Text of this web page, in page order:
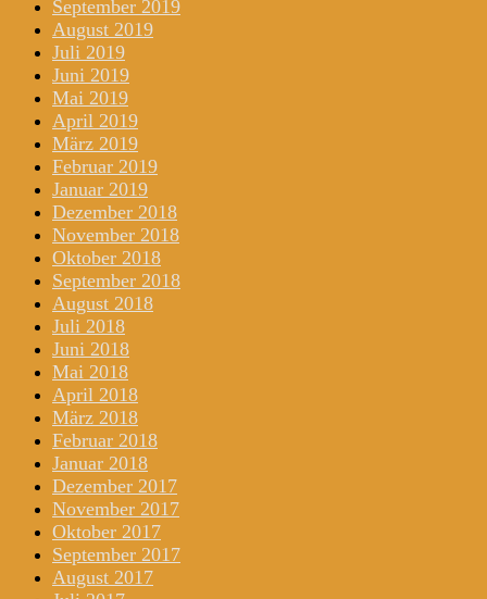
September 2019
August 2019
Juli 2019
Juni 2019
Mai 2019
April 2019
März 2019
Februar 2019
Januar 2019
Dezember 2018
November 2018
Oktober 2018
September 2018
August 2018
Juli 2018
Juni 2018
Mai 2018
April 2018
März 2018
Februar 2018
Januar 2018
Dezember 2017
November 2017
Oktober 2017
September 2017
August 2017